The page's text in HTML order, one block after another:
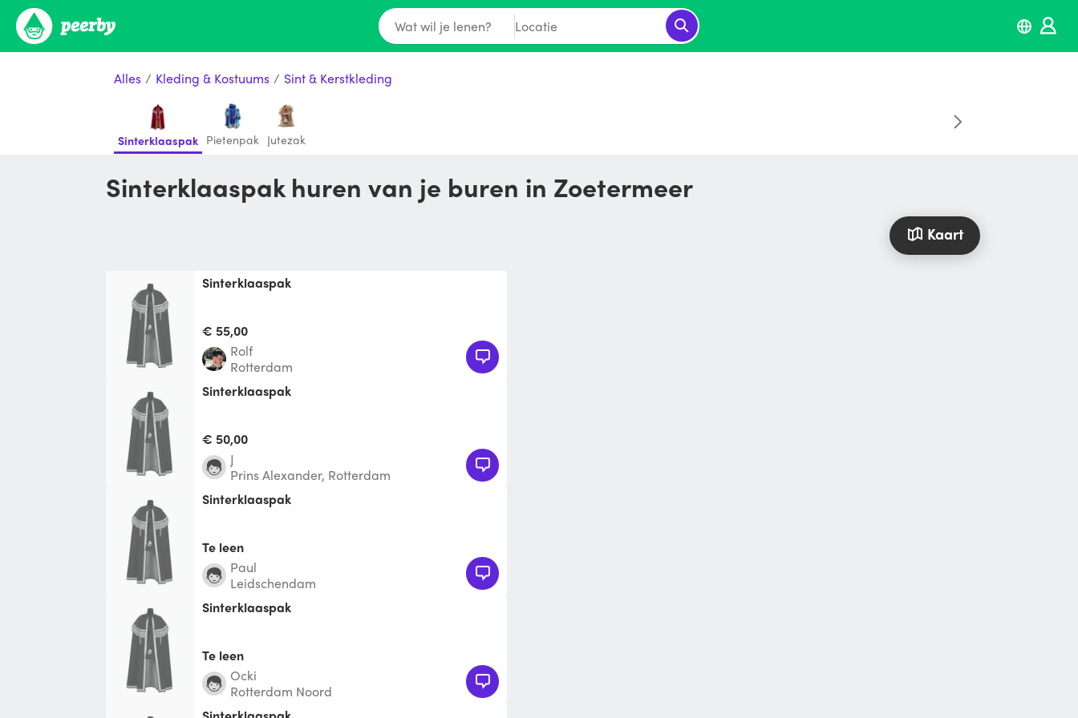
Wat wil je lenen? Locatie
Alles / Kleding & Kostuums / Sint & Kerstkleding
Sinterklaaspak Pietenpak Jutezak
Sinterklaaspak huren van je buren in Zoetermeer
Kaart
Sinterklaaspak
€ 55,00
Rolf
Rotterdam
Sinterklaaspak
€ 50,00
J
Prins Alexander, Rotterdam
Sinterklaaspak
Te leen
Paul
Leidschendam
Sinterklaaspak
Te leen
Ocki
Rotterdam Noord